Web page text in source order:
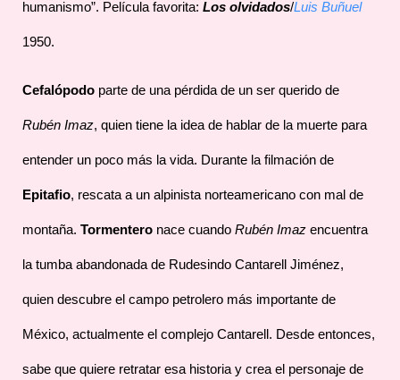
humanismo”. Película favorita: Los olvidados/Luis Buñuel
1950.
Cefalópodo parte de una pérdida de un ser querido de
Rubén Imaz, quien tiene la idea de hablar de la muerte para
entender un poco más la vida. Durante la filmación de
Epitafio, rescata a un alpinista norteamericano con mal de
montaña. Tormentero nace cuando Rubén Imaz encuentra
la tumba abandonada de Rudesindo Cantarell Jiménez,
quien descubre el campo petrolero más importante de
México, actualmente el complejo Cantarell. Desde entonces,
sabe que quiere retratar esa historia y crea el personaje de